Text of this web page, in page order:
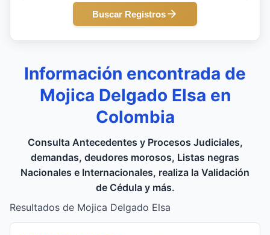
Buscar Registros
Información encontrada de
Mojica Delgado Elsa en
Colombia
Consulta Antecedentes y Procesos Judiciales,
demandas, deudores morosos, Listas negras
Nacionales e Internacionales, realiza la Validación
de Cédula y más.
Resultados de Mojica Delgado Elsa